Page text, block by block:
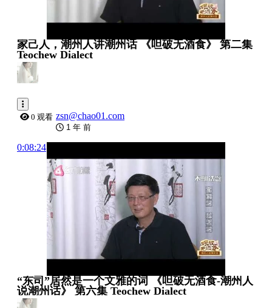
家己人，潮州人讲潮州话 《呾破无酒食》 第二集
Teochew Dialect
0 观看 zsn@chao01.com
1 年 前
0:08:24
“东司”居然是一个文雅的词 《呾破无酒食-潮州人
说潮州话》 第六集 Teochew Dialect